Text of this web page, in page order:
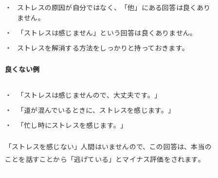
ストレスの原因が自分ではなく、「他」にある回答は良くあり
ません。
「ストレスは感じません」という回答は良くありません。
ストレスを解消する方法をしっかりと持っておきます。
良くない例
「ストレスは感じませんので、大丈夫です。」
「道が混んでいるときに、ストレスを感じます。」
「忙し時にストレスを感じます。」
「ストレスを感じない」人間はいませんので、この回答は、本当の
ことを話すことから「逃げている」とマイナス評価をされます。